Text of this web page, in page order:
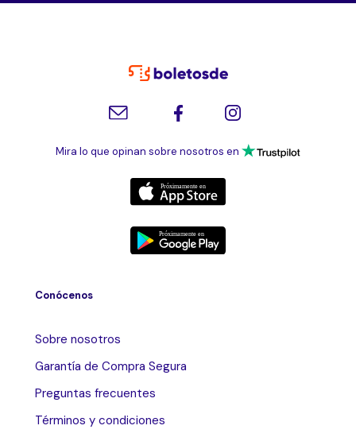
Mira lo que opinan sobre nosotros en
Conócenos
Sobre nosotros
Garantía de Compra Segura
Preguntas frecuentes
Términos y condiciones